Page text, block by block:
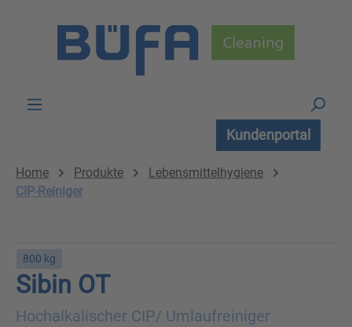
Kundenportal
Home Produkte
Lebensmittelhygiene
CIP-Reiniger
800 kg
Sibin OT
Hochalkalischer CIP/ Umlaufreiniger